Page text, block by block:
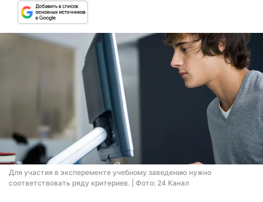
Для участия в эксперементе учебному заведению нужно
соответствовать ряду критериев. | Фото: 24 Канал